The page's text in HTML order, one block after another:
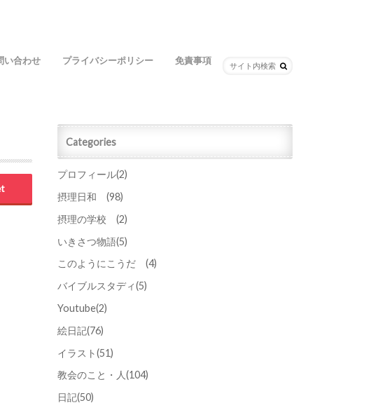
い合わせ プライバシーポリシー 免責事項
Categories
プロフィール(2)
摂理日和 (98)
摂理の学校 (2)
いきさつ物語(5)
このようにこうだ (4)
バイブルスタディ(5)
Youtube(2)
絵日記(76)
イラスト(51)
教会のこと・人(104)
日記(50)